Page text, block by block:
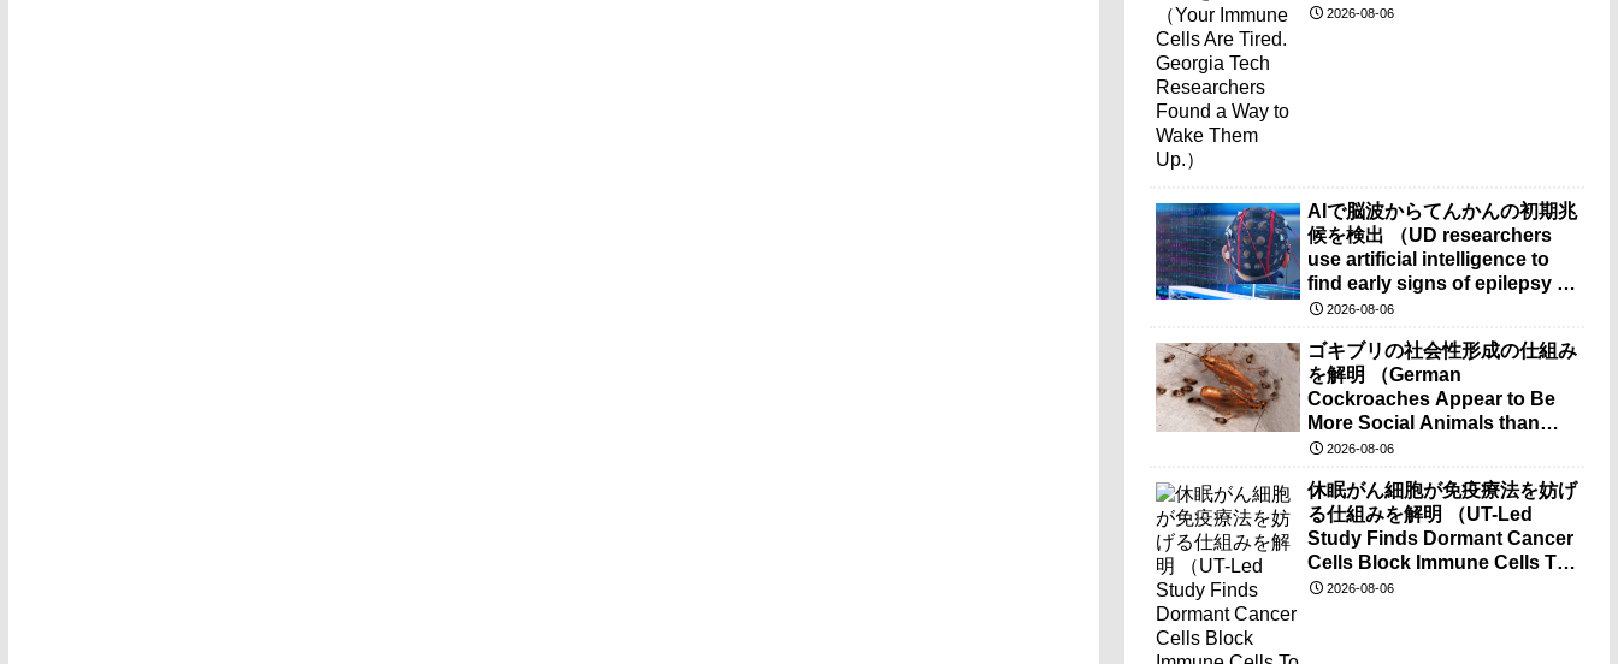
Researchers Found a Way to
2026-08-06
AIで脳波からてんかんの初期兆
候を検出 （UD researchers
use artificial intelligence to
find early signs of epilepsy in
brain-wave recordings）
2026-08-06
ゴキブリの社会性形成の仕組み
を解明 （German
Cockroaches Appear to Be
More Social Animals than
Previously Thought）
2026-08-06
休眠がん細胞が免疫療法を妨げ
る仕組みを解明 （UT-Led
Study Finds Dormant Cancer
Cells Block Immune Cells To
Disarm Immunotherapy）
2026-08-06